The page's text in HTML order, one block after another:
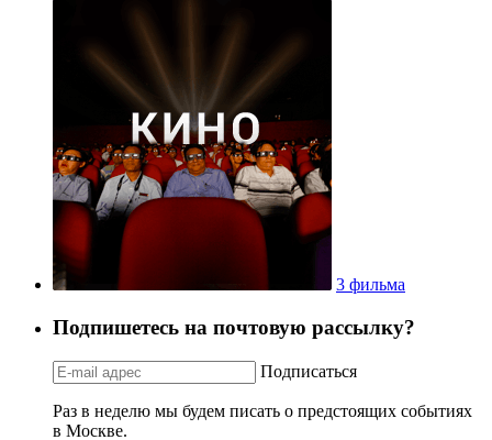
3 фильма
Подпишетесь на почтовую рассылку?
Подписаться
Раз в неделю мы будем писать о предстоящих событиях
в Москве.